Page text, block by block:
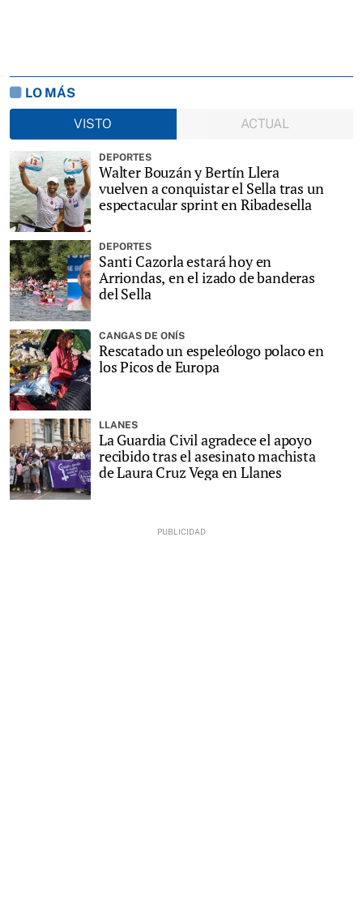
LO MÁS
VISTO
ACTUAL
DEPORTES
Walter Bouzán y Bertín Llera
vuelven a conquistar el Sella tras un
espectacular sprint en Ribadesella
DEPORTES
Santi Cazorla estará hoy en
Arriondas, en el izado de banderas
del Sella
CANGAS DE ONÍS
Rescatado un espeleólogo polaco en
los Picos de Europa
LLANES
La Guardia Civil agradece el apoyo
recibido tras el asesinato machista
de Laura Cruz Vega en Llanes